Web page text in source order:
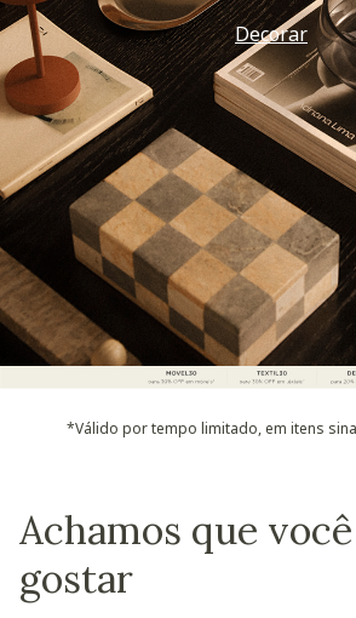
Decorar
*Válido por tempo limitado, em itens
Achamos que
gostar